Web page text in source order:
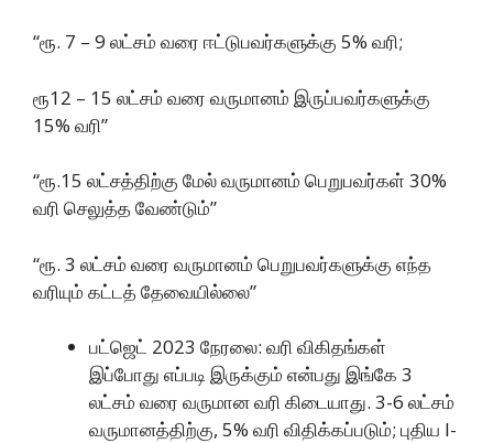
“ரூ. 7 – 9 லட்சம் வரை ஈட்டுபவர்களுக்கு 5% வரி;
ரூ12 – 15 லட்சம் வரை வருமானம் இருப்பவர்களுக்கு
15% வரி”
“ரூ.15 லட்சத்திற்கு மேல் வருமானம் பெறுபவர்கள் 30%
வரி செலுத்த வேண்டும்”
“ரூ. 3 லட்சம் வரை வருமானம் பெறுபவர்களுக்கு எந்த
வரியும் கட்டத் தேவையில்லை”
பட்ஜெட் 2023 நேரலை: வரி விகிதங்கள்
இப்போது எப்படி இருக்கும் என்பது இங்கே 3
லட்சம் வரை வருமான வரி கிடையாது. 3-6 லட்சம்
வருமானத்திற்கு, 5% வரி விதிக்கப்படும்; புதிய I-